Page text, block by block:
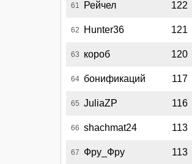
61 Рейчел 122
62 Hunter36 121
63 короб 120
64 бонификаций 117
65 JuliaZP 116
66 shachmat24 113
67 Фру_Фру 113